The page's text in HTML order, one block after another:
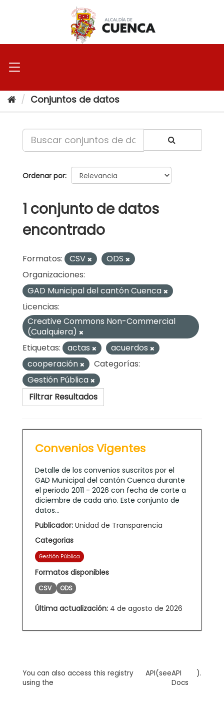
Conjuntos de datos
Ordenar por
1 conjunto de datos
encontrado
Formatos: CSV
ODS
Organizaciones:
GAD Municipal del cantón Cuenca
Licencias:
Creative Commons Non-Commercial
(Cualquiera)
Etiquetas:
actas
acuerdos
cooperación
Categorías:
Gestión Pública
Filtrar Resultados
Convenios Vigentes
Detalle de los convenios suscritos por el
GAD Municipal del cantón Cuenca durante
el periodo 2011 - 2026 con fecha de corte a
diciembre de cada año. Este conjunto de
datos...
Publicador: Unidad de Transparencia
Categorias
Gestión Pública
Formatos disponibles
CSV ODS
Última actualización: 4 de agosto de 2026
You can also access this registry
using the
API(seeAPI
Docs
).